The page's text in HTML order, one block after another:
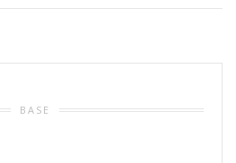
BASE